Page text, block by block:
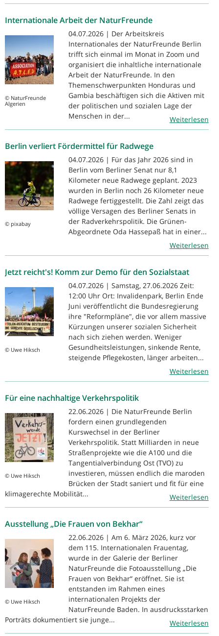
Internationale Arbeit der NaturFreunde
© NaturFreunde
Algerien
04.07.2026 | Der Arbeitskreis
Internationales der NaturFreunde Berlin
trifft sich einmal im Monat in Zoom und
organisiert die inhaltliche internationale
Arbeit der NaturFreunde. In den
Themenschwerpunkten Honduras und
Gambia beschäftigen sich die Aktiven mit
der politischen und sozialen Lage der
Menschen in der...
Weiterlesen
Berlin verliert Fördermittel für Radwege
© pixabay
04.07.2026 | Für das Jahr 2026 sind in
Berlin vom Berliner Senat nur 8,1
Kilometer neue Radwege geplant. 2023
wurden in Berlin noch 26 Kilometer neue
Radwege fertiggestellt. Die Zahl zeigt das
völlige Versagen des Berliner Senats in
der Radverkehrspolitik. Die Grünen-
Abgeordnete Oda Hassepaß hat in einer...
Weiterlesen
Jetzt reicht's! Komm zur Demo für den Sozialstaat
© Uwe Hiksch
04.07.2026 | Samstag, 27.06.2026 Zeit:
12:00 Uhr Ort: Invalidenpark, Berlin Ende
Juni veröffentlicht die Bundesregierung
ihre "Reformpläne", die vor allem massive
Kürzungen unserer sozialen Sicherheit
nach sich ziehen werden. Weniger
Gesundheitsleistungen, sinkende Rente,
steigende Pflegekosten, länger arbeiten...
Weiterlesen
Für eine nachhaltige Verkehrspolitik
© Uwe Hiksch
22.06.2026 | Die NaturFreunde Berlin
fordern einen grundlegenden
Kurswechsel in der Berliner
Verkehrspolitik. Statt Milliarden in neue
Straßenprojekte wie die A100 und die
Tangentialverbindung Ost (TVO) zu
investieren, müssen endlich die maroden
Brücken der Stadt saniert und fit für eine
klimagerechte Mobilität...
Weiterlesen
Ausstellung „Die Frauen von Bekhar“
© Uwe Hiksch
22.06.2026 | Am 6. März 2026, kurz vor
dem 115. Internationalen Frauentag,
wurde in der Galerie der Berliner
NaturFreunde die Fotoausstellung „Die
Frauen von Bekhar“ eröffnet. Sie ist
entstanden im Rahmen eines
internationalen Projekts der
NaturFreunde Baden. In ausdrucksstarken
Porträts dokumentiert sie junge...
Weiterlesen